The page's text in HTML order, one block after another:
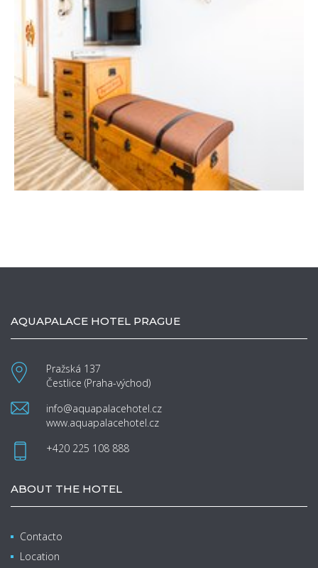
AQUAPALACE HOTEL PRAGUE
Pražská 137
Čestlice (Praha-východ)
info@aquapalacehotel.cz
www.aquapalacehotel.cz
+420 225 108 888
ABOUT THE HOTEL
Contacto
Location